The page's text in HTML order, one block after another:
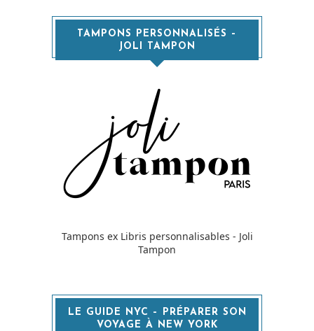
TAMPONS PERSONNALISÉS –
JOLI TAMPON
Tampons ex Libris personnalisables - Joli
Tampon
LE GUIDE NYC – PRÉPARER SON
VOYAGE À NEW YORK